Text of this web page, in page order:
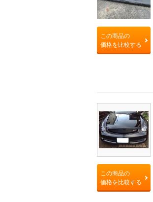
この商品の
価格を比較する
この商品の
価格を比較する